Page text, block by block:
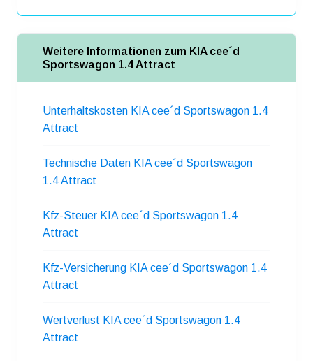
Weitere Informationen zum KIA cee´d
Sportswagon 1.4 Attract
Unterhaltskosten KIA cee´d Sportswagon 1.4
Attract
Technische Daten KIA cee´d Sportswagon
1.4 Attract
Kfz-Steuer KIA cee´d Sportswagon 1.4
Attract
Kfz-Versicherung KIA cee´d Sportswagon 1.4
Attract
Wertverlust KIA cee´d Sportswagon 1.4
Attract